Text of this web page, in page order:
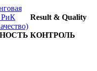
Result & Quality
КОНТРОЛЬ